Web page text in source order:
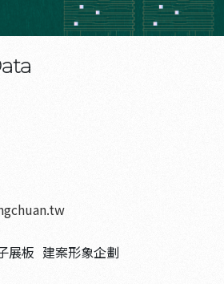
展板 建案形象企劃